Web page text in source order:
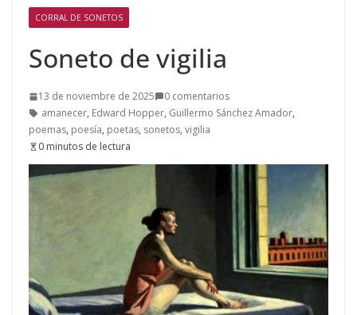
CORRAL DE SONETOS
Soneto de vigilia
13 de noviembre de 2025
0 comentarios
amanecer, Edward Hopper, Guillermo Sánchez Amador,
poemas, poesía, poetas, sonetos, vigilia
0 minutos de lectura